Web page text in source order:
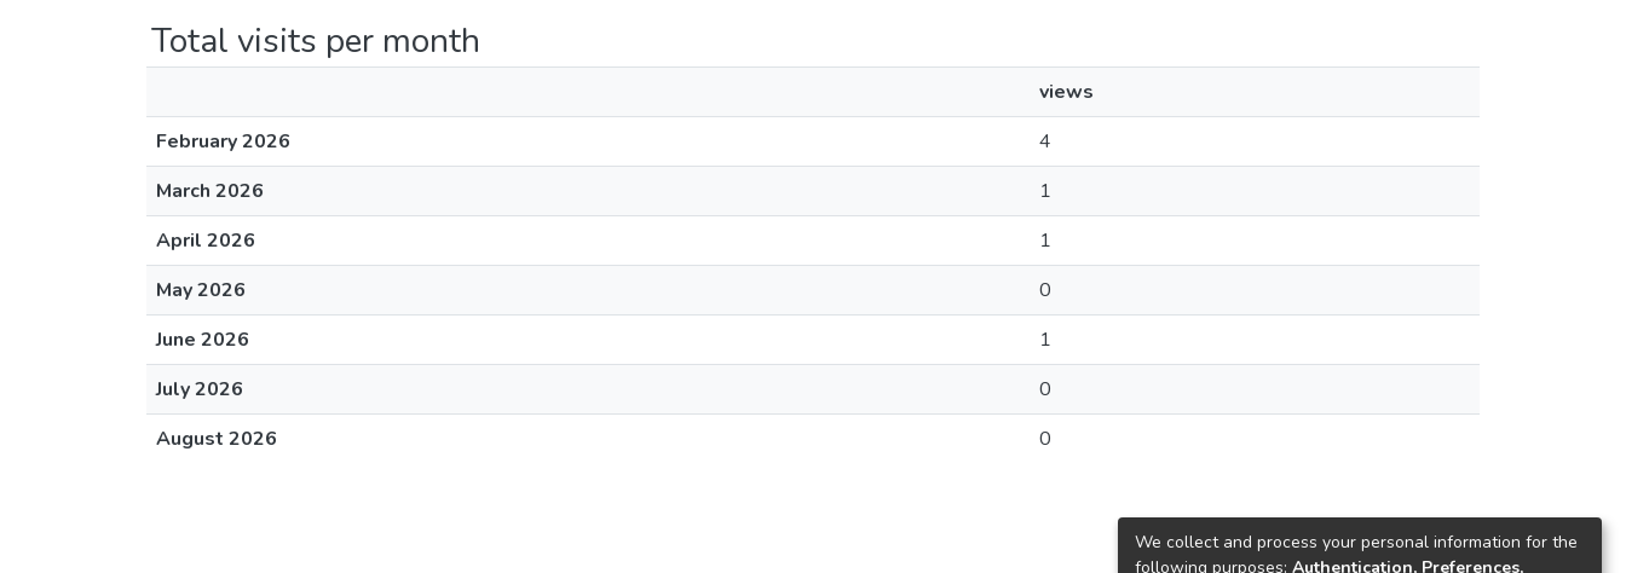
Total visits per month
views
February 2026
4
March 2026
1
April 2026
1
May 2026
0
June 2026
1
July 2026
0
August 2026
0
We collect and process your personal information for the
following purposes: Authentication, Preferences,